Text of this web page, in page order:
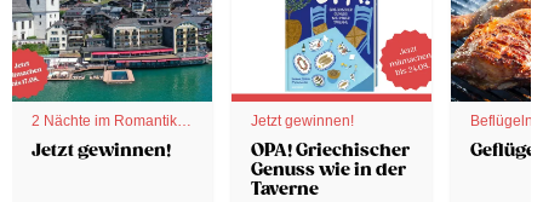
2 Nächte im Romantik
Hotel
Jetzt gewinnen!
Jetzt gewinnen!
OPA! Griechischer
Genuss wie in der
Taverne